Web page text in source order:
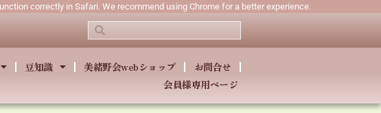
correctly in Safari. We recommend using Chrome for a better experience.
豆知識 美緒野会webショップ
お問合せ
会員様専用ページ